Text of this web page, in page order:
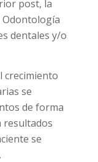
post, la
Odontología
dentales y/o
crecimiento
se
de forma
resultados
se